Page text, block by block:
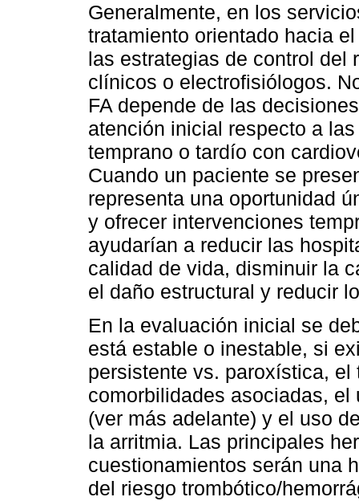
Generalmente, en los
tratamiento orientado hacia
las estrategias de control del
clínicos o electrofisiólogos.
FA depende de las
atención inicial respecto a
temprano o tardío con
Cuando un paciente se
representa una oportunidad
y ofrecer intervenciones
ayudarían a reducir las
calidad de vida, disminuir la
el daño estructural y reducir
En la evaluación inicial se
está estable o inestable, si
persistente vs. paroxística,
comorbilidades asociadas,
(ver más adelante) y el uso
la arritmia. Las principales
cuestionamientos serán una
del riesgo trombótico/